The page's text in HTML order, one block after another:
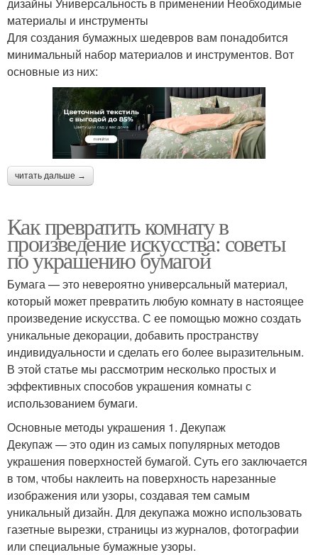
материалы и инструменты
Для создания бумажных шедевров вам понадобится
минимальный набор материалов и инструментов. Вот
основные из них:
читать дальше →
Как превратить комнату в
произведение искусства: советы
по украшению бумагой
Бумага — это невероятно универсальный материал,
который может превратить любую комнату в настоящее
произведение искусства. С ее помощью можно создать
уникальные декорации, добавить пространству
индивидуальности и сделать его более выразительным.
В этой статье мы рассмотрим несколько простых и
эффективных способов украшения комнаты с
использованием бумаги.
Основные методы украшения 1. Декупаж
Декупаж — это один из самых популярных методов
украшения поверхностей бумагой. Суть его заключается
в том, чтобы наклеить на поверхность нарезанные
изображения или узоры, создавая тем самым
уникальный дизайн. Для декупажа можно использовать
газетные вырезки, страницы из журналов, фотографии
или специальные бумажные узоры.